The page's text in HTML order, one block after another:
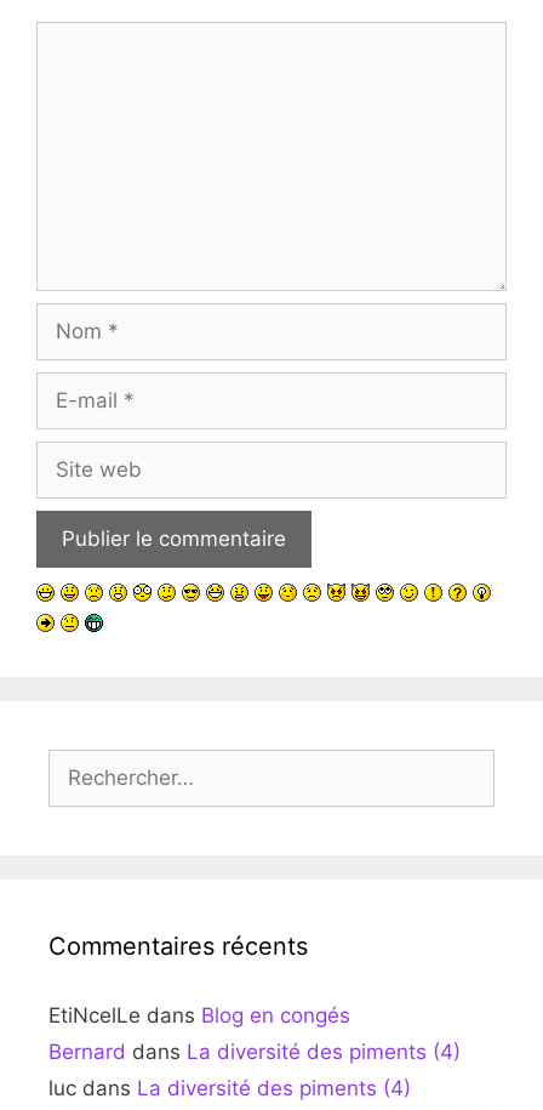
mail
web
Commentaires récents
EtiNcelLe dans Blog en congés
Bernard dans La diversité des piments (4)
luc dans La diversité des piments (4)